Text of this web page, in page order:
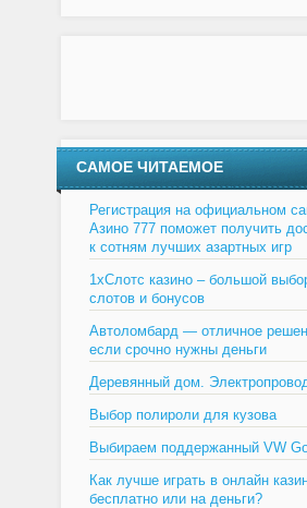
САМОЕ ЧИТАЕМОЕ
Регистрация на официальном
Азино 777 поможет получить
к сотням лучших азартных игр
1хСлотс казино – большой
слотов и бонусов
Автоломбард — отличное
если срочно нужны деньги
Деревянный дом.
Выбор полироли для кузова
Выбираем поддержанный VW
Как лучше играть в онлайн
бесплатно или на деньги?